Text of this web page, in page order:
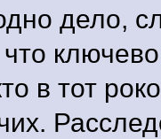
дело,
в тот